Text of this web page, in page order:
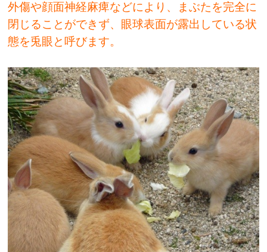
外傷や顔面神経麻痺などにより、まぶたを完全に
閉じることができず、眼球表面が露出している状
態を兎眼と呼びます。